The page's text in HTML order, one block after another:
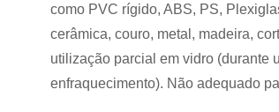
como PVC rígido, ABS, PS,
cerâmica, couro, metal, madeira,
utilização parcial em vidro (durante
enfraquecimento). Não adequado